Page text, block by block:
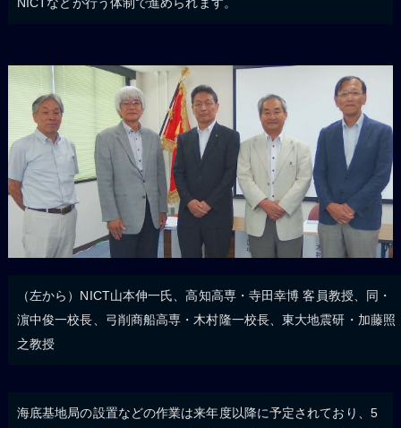
NICTなどが行う体制で進められます。
（左から）NICT山本伸一氏、高知高専・寺田幸博 客員教授、同・
濵中俊一校長、弓削商船高専・木村隆一校長、東大地震研・加藤照
之教授
海底基地局の設置などの作業は来年度以降に予定されており、5